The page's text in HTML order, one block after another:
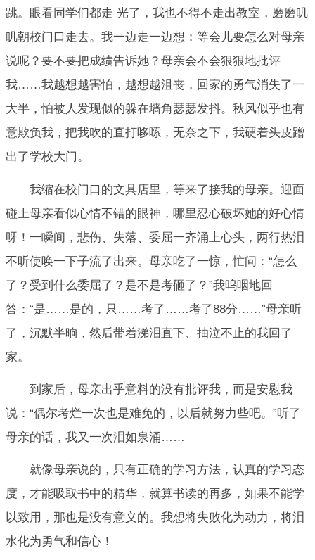
跳。眼看同学们都走 光了，我也不得不走出教室，磨磨叽
叽朝校门口走去。我一边走一边想：等会儿要怎么对母亲
说呢？要不要把成绩告诉她？母亲会不会狠狠地批评
我……我越想越害怕，越想越沮丧，回家的勇气消失了一
大半，怕被人发现似的躲在墙角瑟瑟发抖。秋风似乎也有
意欺负我，把我吹的直打哆嗦，无奈之下，我硬着头皮蹭
出了学校大门。
我缩在校门口的文具店里，等来了接我的母亲。迎面
碰上母亲看似心情不错的眼神，哪里忍心破坏她的好心情
呀！一瞬间，悲伤、失落、委屈一齐涌上心头，两行热泪
不听使唤一下子流了出来。母亲吃了一惊，忙问：“怎么
了？受到什么委屈了？是不是考砸了？”我呜咽地回
答：“是……是的，只……考了……考了88分……”母亲听
了，沉默半晌，然后带着涕泪直下、抽泣不止的我回了
家。
到家后，母亲出乎意料的没有批评我，而是安慰我
说：“偶尔考烂一次也是难免的，以后就努力些吧。”听了
母亲的话，我又一次泪如泉涌……
就像母亲说的，只有正确的学习方法，认真的学习态
度，才能吸取书中的精华，就算书读的再多，如果不能学
以致用，那也是没有意义的。我想将失败化为动力，将泪
水化为勇气和信心！